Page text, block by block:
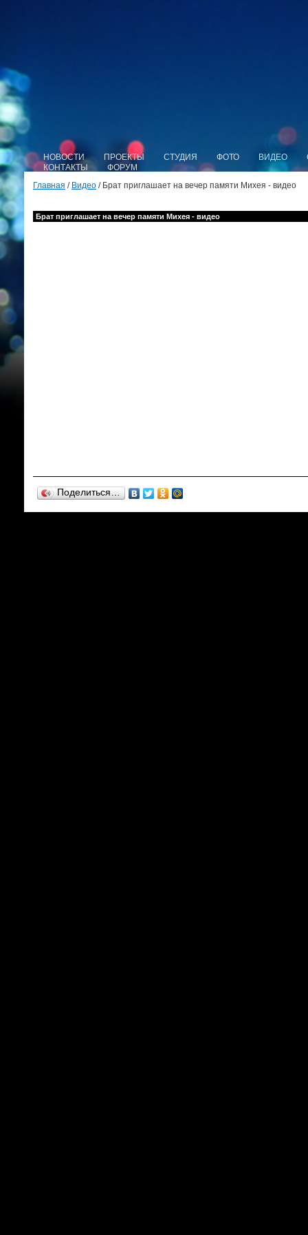
НОВОСТИ ПРОЕКТЫ СТУДИЯ ФОТО ВИДЕО
КОНТАКТЫ
ФОРУМ
Главная / Видео / Брат приглашает на вечер памяти Михея - видео
Брат приглашает на вечер памяти Михея - видео
Поделиться…